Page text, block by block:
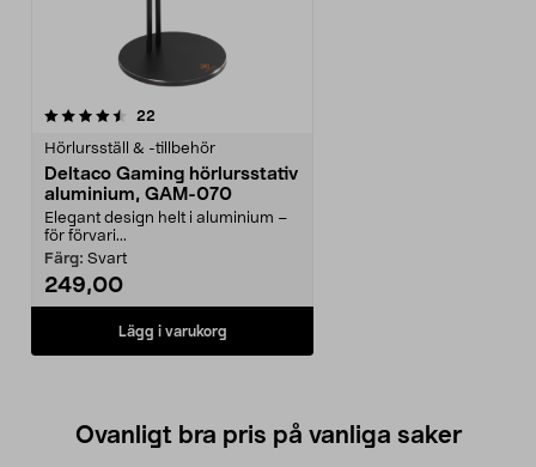
22
Hörlursställ & -tillbehör
Deltaco Gaming hörlursstativ
aluminium, GAM-070
Elegant design helt i aluminium –
för förvari...
Färg: Svart
249,00
Lägg i varukorg
Ovanligt bra pris på vanliga saker